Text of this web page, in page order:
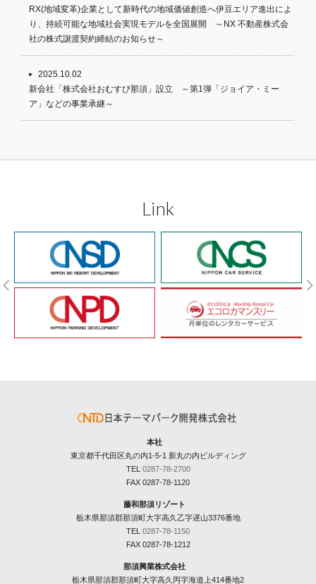
RX(地域変革)企業として新時代の地域価値創造へ伊豆エリア進出によ
り、持続可能な地域社会実現モデルを全国展開 ～NX 不動産株式会
社の株式譲渡契約締結のお知らせ～
2025.10.02
新会社「株式会社おむすび那須」設立 ～第1弾「ジョイア・ミー
ア」などの事業承継～
Link
本社
東京都千代田区丸の内1-5-1 新丸の内ビルディング
TEL 0287-78-2700
FAX 0287-78-1120
藤和那須リゾート
栃木県那須郡那須町大字高久乙字遅山3376番地
TEL 0287-78-1150
FAX 0287-78-1212
那須興業株式会社
栃木県那須郡那須町大字高久丙字海道上414番地2